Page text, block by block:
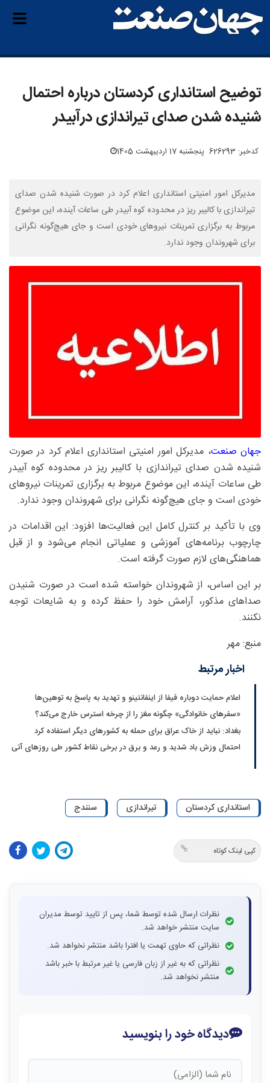
توضیح استانداری کردستان درباره احتمال
شنیده شدن صدای تیراندازی درآبیدر
کدخبر: 626293 پنجشنبه 17 اردیبهشت 1405
مدیرکل امور امنیتی استانداری اعلام کرد در صورت شنیده شدن صدای
تیراندازی با کالیبر ریز در محدوده کوه آبیدر طی ساعات آینده، این موضوع
مربوط به برگزاری تمرینات نیروهای خودی است و جای هیچ‌گونه نگرانی
برای شهروندان وجود ندارد.
جهان صنعت، مدیرکل امور امنیتی استانداری اعلام کرد در صورت
شنیده شدن صدای تیراندازی با کالیبر ریز در محدوده کوه آبیدر
طی ساعات آینده، این موضوع مربوط به برگزاری تمرینات نیروهای
خودی است و جای هیچ‌گونه نگرانی برای شهروندان وجود ندارد.
وی با تأکید بر کنترل کامل این فعالیت‌ها افزود: این اقدامات در
چارچوب برنامه‌های آموزشی و عملیاتی انجام می‌شود و از قبل
هماهنگی‌های لازم صورت گرفته است.
بر این اساس، از شهروندان خواسته شده است در صورت شنیدن
صداهای مذکور، آرامش خود را حفظ کرده و به شایعات توجه
نکنند.
منبع: مهر
اخبار مرتبط
اعلام حمایت دوباره فیفا از اینفانتینو و تهدید به پاسخ به توهین‌ها
«سفرهای خانوادگی» چگونه مغز را از چرخه استرس خارج می‌کند؟
بغداد: نباید از خاک عراق برای حمله به کشورهای دیگر استفاده کرد
احتمال وزش باد شدید و رعد و برق در برخی نقاط کشور طی روزهای آتی
استانداری کردستان تیراندازی سنندج
کپی لینک کوتاه
نظرات ارسال شده توسط شما، پس از تایید توسط مدیران
سایت منتشر خواهد شد.
نظراتی که حاوی تهمت یا افترا باشد منتشر نخواهد شد.
نظراتی که به غیر از زبان فارسی یا غیر مرتبط با خبر باشد
منتشر نخواهد شد.
دیدگاه خود را بنویسید